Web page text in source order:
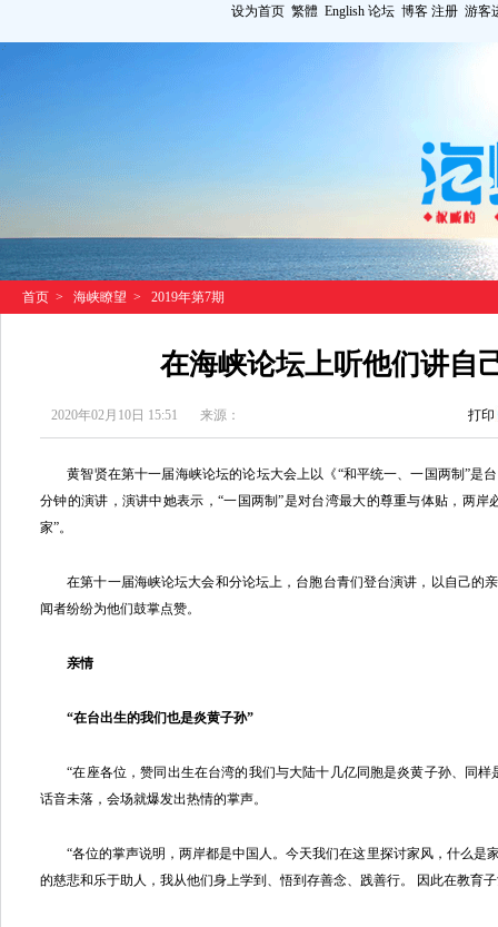
设为首页 繁體 English 论坛 博客 注册 游客
首页 > 海峡瞭望 > 2019年第7期
在海峡论坛上听他们讲自
2020年02月10日 15:51 来源： 打印
黄智贤在第十一届海峡论坛的论坛大会上以《“和平统一、一国两制”是
分钟的演讲，演讲中她表示，“一国两制”是对台湾最大的尊重与体贴，两岸
家”。
在第十一届海峡论坛大会和分论坛上，台胞台青们登台演讲，以自己的
闻者纷纷为他们鼓掌点赞。
亲情
“在台出生的我们也是炎黄子孙”
“在座各位，赞同出生在台湾的我们与大陆十几亿同胞是炎黄子孙、同样
话音未落，会场就爆发出热情的掌声。
“各位的掌声说明，两岸都是中国人。今天我们在这里探讨家风，什么是
的慈悲和乐于助人，我从他们身上学到、悟到存善念、践善行。 因此在教育